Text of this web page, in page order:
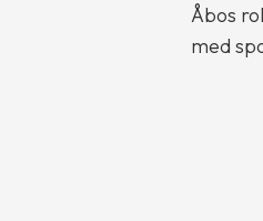
Åbos
med